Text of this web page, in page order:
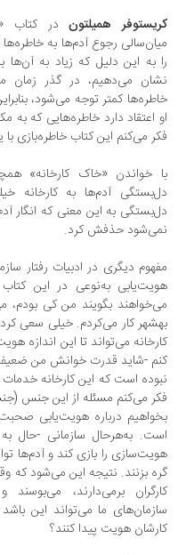
همیلتوندر کتاب «
رجوع آدم‌ها به خاطره‌ها
به این دلیل که زیاد به آن‌ها
می‌دهیم، در گذر زمان
کمتر توجه می‌شود، بنابراین تا
اعتقاد دارد خاطره‌هایی که به مکان
می‌کنم این کتاب خاطره‌بازی با یک
خواندن «خاک کارخانه»
آدم‌ها به کارخانه خیلی
به این معنی که انگار آدم‌ها
حذفش کرد.
دیگری در ادبیات رفتار سازمانی
به‌نوعی در این کتاب
بگویند من کی بودم،
کار می‌کردم. خیلی سعی کردم در
می‌تواند تا این اندازه هویت عده
-شاید قدرت خوانش من ضعیف بوده
است که این کارخانه خدمات
می‌کنم مسئله از این جنس (جنس
درباره هویت‌یابی صحبت
به‌هرحال سازمانی -حال به
را بازی کند و آدم‌ها
بزنند. نتیجه‌ این می‌شود که وقتی
برمی‌دارند، می‌بوسند و
ما می‌تواند این باشد که
هویت پیدا کنند؟